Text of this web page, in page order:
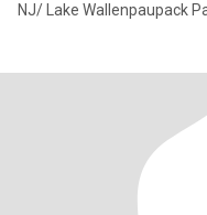
NJ/ Lake Wallenpaupack